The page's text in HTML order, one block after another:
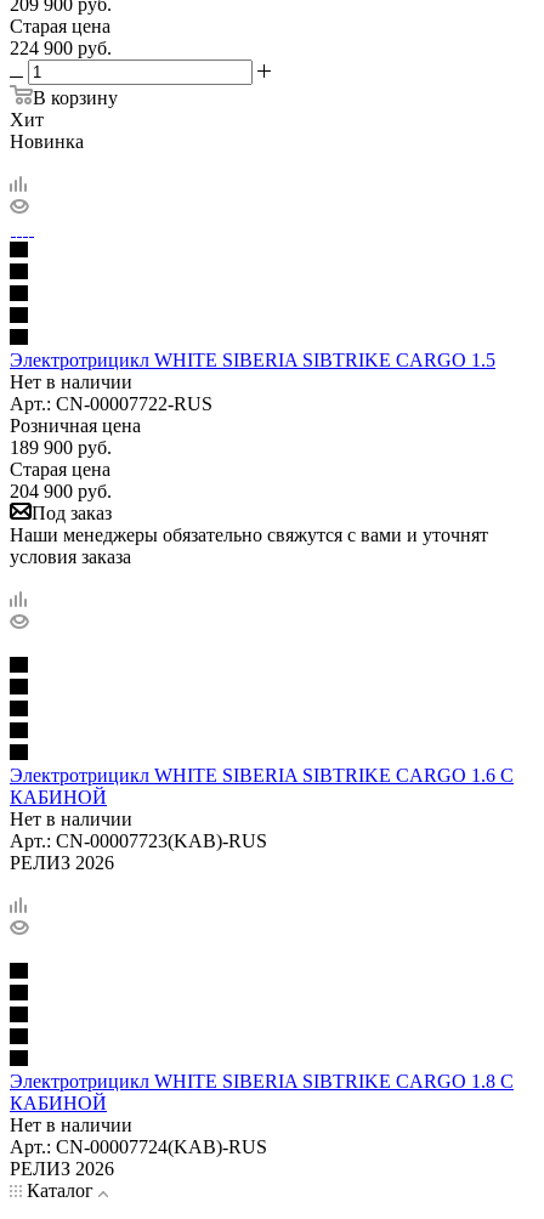
Старая цена
224 900 руб.
В корзину
Хит
Новинка
Электротрицикл WHITE SIBERIA SIBTRIKE CARGO 1.5
Нет в наличии
Арт.: CN-00007722-RUS
Розничная цена
189 900 руб.
Старая цена
204 900 руб.
Под заказ
Наши менеджеры обязательно свяжутся с вами и уточнят
условия заказа
Электротрицикл WHITE SIBERIA SIBTRIKE CARGO 1.6 С
КАБИНОЙ
Нет в наличии
Арт.: CN-00007723(KAB)-RUS
РЕЛИЗ 2026
Электротрицикл WHITE SIBERIA SIBTRIKE CARGO 1.8 С
КАБИНОЙ
Нет в наличии
Арт.: CN-00007724(KAB)-RUS
РЕЛИЗ 2026
Каталог